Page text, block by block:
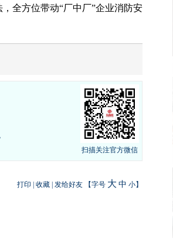
全方位带动“厂中厂”企业消防安
扫描关注官方微信
打印 收藏 发给好友 【字号 大 中 小】